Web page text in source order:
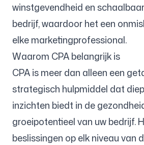
winstgevendheid en
bedrijf, waardoor het een
elke marketingprofessional.
Waarom CPA belangrijk is
CPA is meer dan alleen een
strategisch hulpmiddel dat
inzichten biedt in de
groeipotentieel van uw bedrijf.
beslissingen op elk niveau van